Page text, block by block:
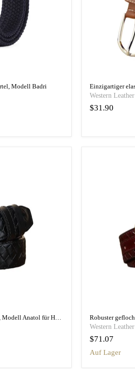
Modell Badri
Western Leather
$31.90
Lässiger geflochtener Ledergürtel, Modell Anatol für Herren
Western Leather
$71.07
auf Lager